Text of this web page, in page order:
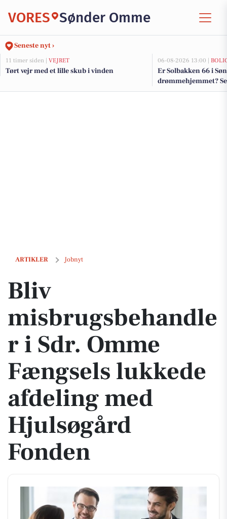
VORES Sønder Omme
Seneste nyt ›
11 timer siden | VEJRET
Tørt vejr med et lille skub i vinden
06-08-2026 13:00 |
Er Solbakken 66 i
drømmehjemmet?
salg nu for op til
ARTIKLER Jobnyt
Bliv misbrugsbehandler i Sdr. Omme Fængsels lukkede afdeling
Bliv
misbrugsbehandle
r i Sdr. Omme
Fængsels lukkede
afdeling med
Hjulsøgård
Fonden